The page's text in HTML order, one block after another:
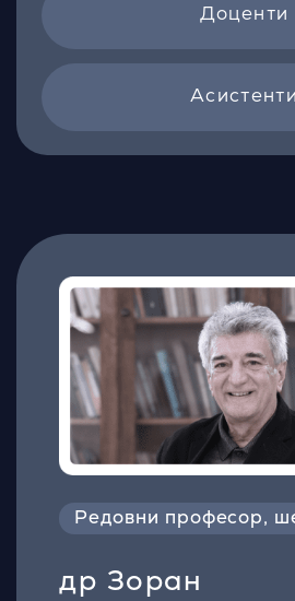
Доценти
Асистенти
Редовни професор,
др Зоран